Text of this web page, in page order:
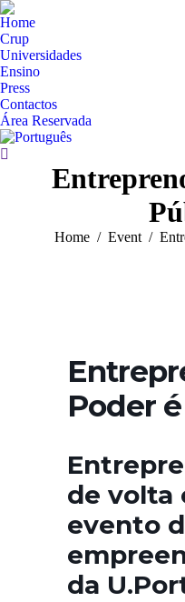
Home
Crup
Universidades
Ensino
Press
Contactos
Área Reservada
Search:
You are here:
Home Event
Poder
de volta
evento
da